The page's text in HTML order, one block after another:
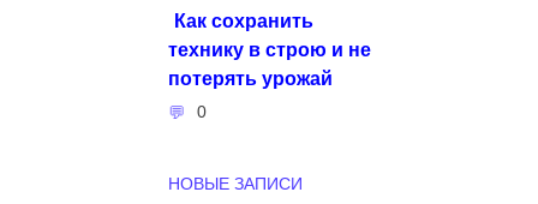
Как сохранить
технику в строю и не
потерять урожай
0
НОВЫЕ ЗАПИСИ